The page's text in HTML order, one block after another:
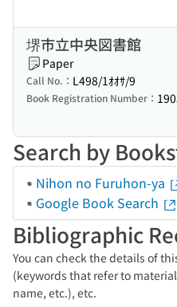
堺市立中央図書館
Paper
Call No.： L498/1ｵｵｻ/9
Book Registration Number：
Search by
Nihon no Furuhon-ya
Google Book Search
Bibliographic
You can check the details of
(keywords that refer to
name, etc.), etc.